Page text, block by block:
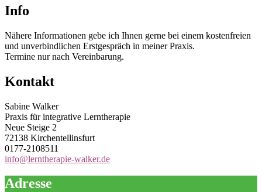
Info
Nähere Informationen gebe ich Ihnen gerne bei einem kostenfreien
und unverbindlichen Erstgespräch in meiner Praxis.
Termine nur nach Vereinbarung.
Kontakt
Sabine Walker
Praxis für integrative Lerntherapie
Neue Steige 2
72138 Kirchentellinsfurt
0177-2108511
info@lerntherapie-walker.de
Adresse